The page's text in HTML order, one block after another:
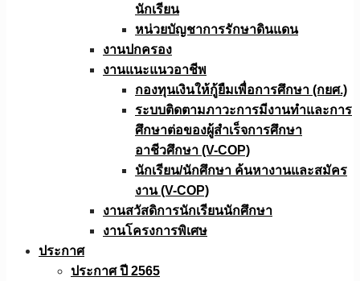
นักเรียน
หน่วยบัญชาการรักษาดินแดน
งานปกครอง
งานแนะแนวอาชีพ
กองทุนเงินให้กู้ยืมเพื่อการศึกษา (กยศ.)
ระบบติดตามภาวะการมีงานทำและการ
ศึกษาต่อของผู้สำเร็จการศึกษา
อาชีวศึกษา (V-COP)
นักเรียน/นักศึกษา ค้นหางานและสมัคร
งาน (V-COP)
งานสวัสดิการนักเรียนนักศึกษา
งานโครงการพิเศษ
ประกาศ
ประกาศ ปี 2565